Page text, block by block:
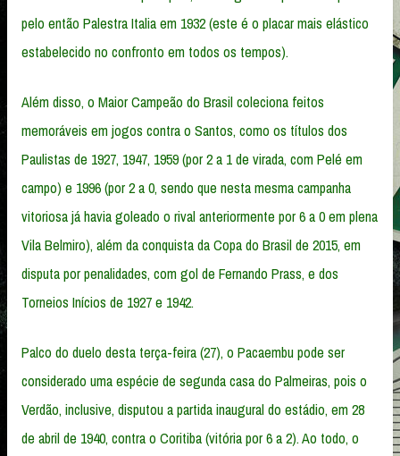
pelo então Palestra Italia em 1932 (este é o placar mais elástico
estabelecido no confronto em todos os tempos).
Além disso, o Maior Campeão do Brasil coleciona feitos
memoráveis em jogos contra o Santos, como os títulos dos
Paulistas de 1927, 1947, 1959 (por 2 a 1 de virada, com Pelé em
campo) e 1996 (por 2 a 0, sendo que nesta mesma campanha
vitoriosa já havia goleado o rival anteriormente por 6 a 0 em plena
Vila Belmiro), além da conquista da Copa do Brasil de 2015, em
disputa por penalidades, com gol de Fernando Prass, e dos
Torneios Inícios de 1927 e 1942.
Palco do duelo desta terça-feira (27), o Pacaembu pode ser
considerado uma espécie de segunda casa do Palmeiras, pois o
Verdão, inclusive, disputou a partida inaugural do estádio, em 28
de abril de 1940, contra o Coritiba (vitória por 6 a 2). Ao todo, o